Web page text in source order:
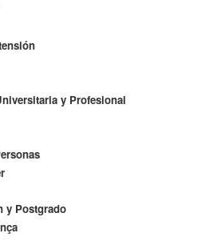
y Profesional
y Postgrado